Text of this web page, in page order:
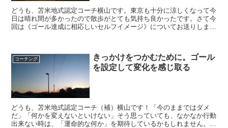
どうも、苫米地式認定コーチ横山です。東京も十分に涼しくなって今
日は晴れ間が多かったので散歩がとても気持ち良かったです。さて今
回は《ゴール達成に相応しいセルフイメージ》についてお送りしま
コーチング
きっかけをつかむために。ゴール
を設定して変化を感じ取る
どうも、苫米地式認定コーチ（補）横山です！「今のままではダメ
だ」「何かを変えないといけない」そう思っていても、なかなか行動
出来ない時は、「運命的な何か」を期待しているかもしれません。コ